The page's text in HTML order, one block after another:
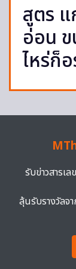
สูตร
อ่อน
ไหร่ก็
รับข่าวสารเ
ลุ้นรับรางวัลจ